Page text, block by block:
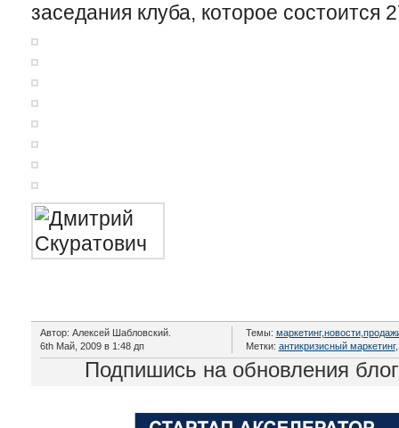
заседания клуба, которое состоится
Автор: Алексей Шабловский.
6th Май, 2009 в 1:48 дп
Темы: маркетинг,новости,
Метки: антикризисный маркетинг
Подпишись на обновления